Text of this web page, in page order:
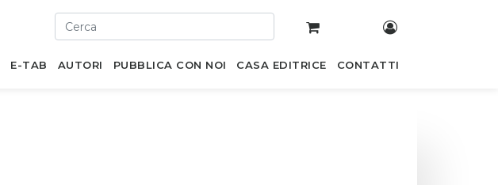
E-TAB AUTORI PUBBLICA CON NOI CASA EDITRICE CONTATTI